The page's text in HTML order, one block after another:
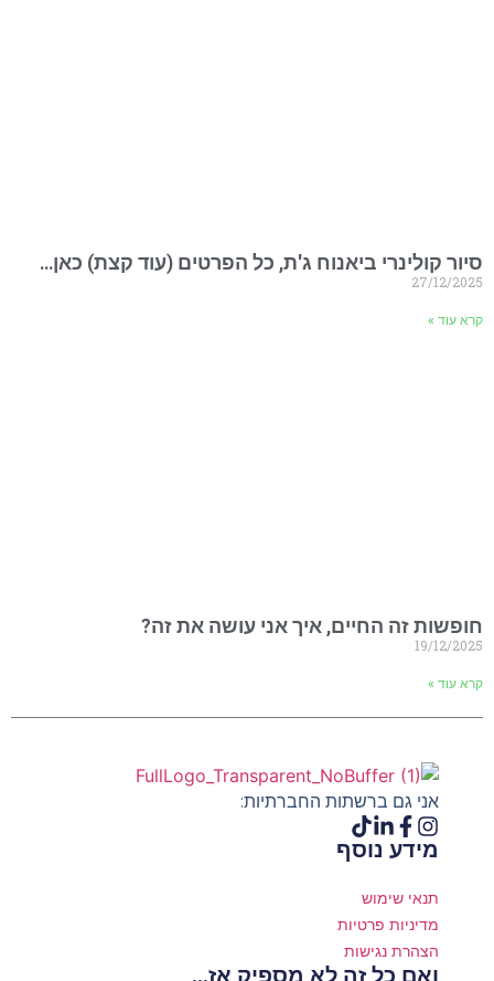
סיור קולינרי ביאנוח ג'ת, כל הפרטים (עוד קצת) כאן…
27/12/2025
קרא עוד »
חופשות זה החיים, איך אני עושה את זה?
19/12/2025
קרא עוד »
אני גם ברשתות החברתיות:
מידע נוסף
תנאי שימוש
מדיניות פרטיות
הצהרת נגישות